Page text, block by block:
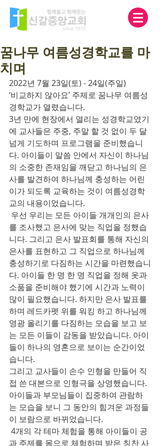
꿈나무 여름성경학교를 마
치며
2022년 7월 23일(토) - 24일(주일)
‘비교하지 않아요’ 주제로 꿈나무 여름성
경학교가 열렸습니다.
3년 만에 현장에서 열리는 성경학교였기
에 교사들은 주중, 주말 할 것 없이 두 달
넘게 기도하며 프로그램을 준비했습니
다. 아이들이 말씀 안에서 자신이 하나님
의 소중한 존재임을 깨닫고 하나님의 은
사를 발견하여 하나님께 충성하는 어린
이가 되도록 교육하는 것이 여름성경학
교의 내용이었습니다.
를 조사했고 은사에 맞는 직업을 정했습
니다. 그리고 은사 발표회를 통해 자신의
은사를 표현하고 그 직업으로 하나님께
충성하기로 다짐하는 시간을 마련했습니
다. 아이들 한 명 한 명 직업을 정해 옷과
소품을 준비해야 했기에 시간과 노력이
많이 필요했습니다. 하지만 은사 발표를
하며 레드카펫 위를 워킹 하고 하나님께
영광 올리기를 다짐하는 모습을 보고 보
는 모든 이들이 감동을 받았습니다. 아이
들이 하나의 영혼으로 보이는 순간이었
습니다.
그리고 교사들이 손수 인형을 만들어 직
접 쓴 대본으로 인형극을 상영했습니다.
아이들과 부모님들이 집중하여 관람하
는 모습을 보니 그 동안의 힘겨운 과정들
이 보람으로 바뀌었습니다.
과 주제를 몸으로 체험하며 받은 칭찬 사